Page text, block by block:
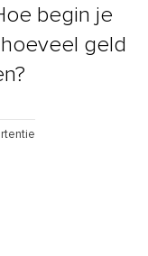
begin je
hoeveel geld